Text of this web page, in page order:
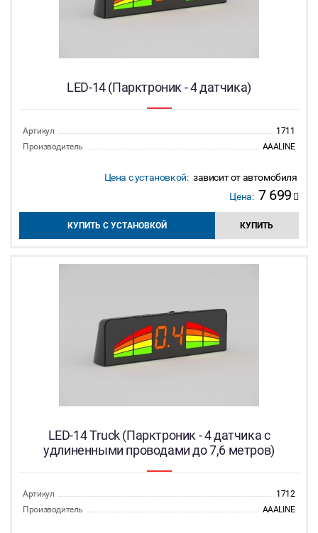
LED-14 (Парктроник - 4 датчика)
Артикул
1711
Производитель
AAALINE
Цена с установкой: зависит от автомобиля
Цена: 7 699
КУПИТЬ С УСТАНОВКОЙ КУПИТЬ
LED-14 Truck (Парктроник - 4 датчика с
удлиненными проводами до 7,6 метров)
Артикул
1712
Производитель
AAALINE